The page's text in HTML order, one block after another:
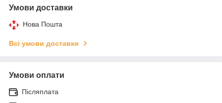
Умови доставки
Нова Пошта
Всі умови доставки
Умови оплати
Післяплата